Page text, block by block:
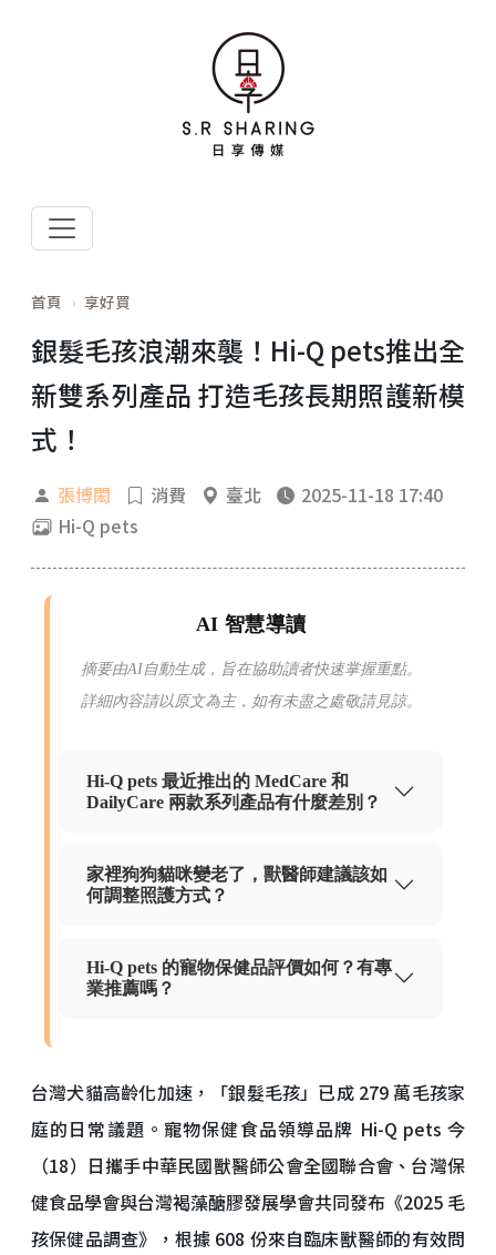
首頁 享好買
銀髮毛孩浪潮來襲！Hi-Q pets推出全
新雙系列產品 打造毛孩長期照護新模
式！
張博閎 消費 臺北
2025-11-18 17:40
Hi-Q pets
AI 智慧導讀
摘要由AI自動生成，旨在協助讀者快速掌握重點。
詳細內容請以原文為主，如有未盡之處敬請見諒。
Hi-Q pets 最近推出的 MedCare 和
DailyCare 兩款系列產品有什麼差別？
家裡狗狗貓咪變老了，獸醫師建議該如
何調整照護方式？
Hi-Q pets 的寵物保健品評價如何？有專
業推薦嗎？
台灣犬貓高齡化加速，「銀髮毛孩」已成 279 萬毛孩家
庭的日常議題。寵物保健食品領導品牌 Hi-Q pets 今
（18）日攜手中華民國獸醫師公會全國聯合會、台灣保
健食品學會與台灣褐藻醣膠發展學會共同發布《2025 毛
孩保健品調查》，根據 608 份來自臨床獸醫師的有效問